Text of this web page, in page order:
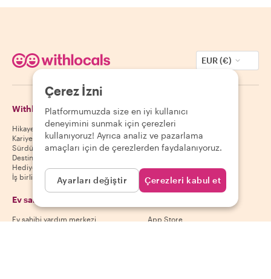
EUR (€)
Withlocals Hakkında
Hikayemiz
Kariyer
Sürdürülebilirlik
Destinasyonlar
Hediye kuponları
İş birliği yap
Misafirler
Misafir yardım merkezi
Misafir iptal politikası
Misafir kullanım koşulları
Ev sahipleri
Ev sahibi yardım merkezi
App Store
Çerez İzni
Platformumuzda size en iyi kullanıcı
deneyimini sunmak için çerezleri
kullanıyoruz! Ayrıca analiz ve pazarlama
amaçları için de çerezlerden faydalanıyoruz.
Ayarları değiştir Çerezleri kabul et